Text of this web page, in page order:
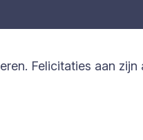
Felicitaties aan